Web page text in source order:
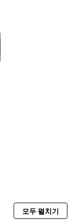
모두 펼치기